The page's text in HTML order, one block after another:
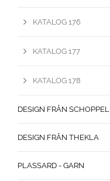
KATALOG 176
KATALOG 177
KATALOG 178
DESIGN FRÅN SCHOPPEL
DESIGN FRÅN THEKLA
PLASSARD - GARN